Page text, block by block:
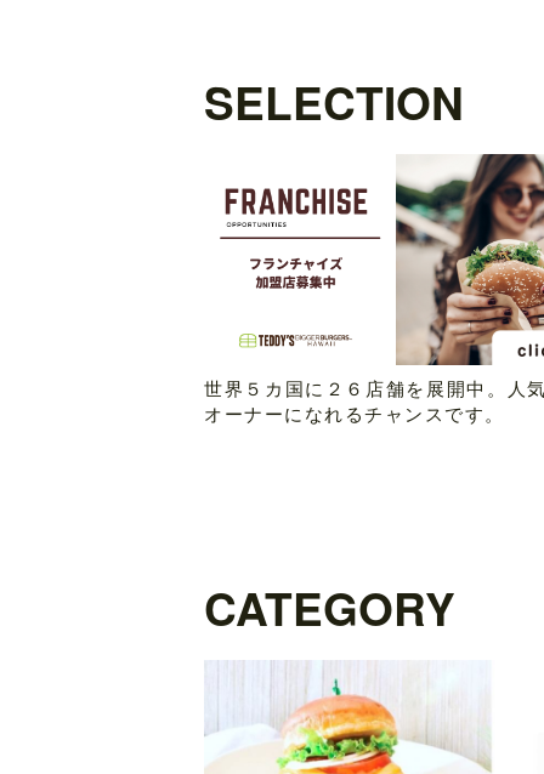
SELECTION
世界５カ国に２６店舗を展開中。人
オーナーになれるチャンスです。
CATEGORY